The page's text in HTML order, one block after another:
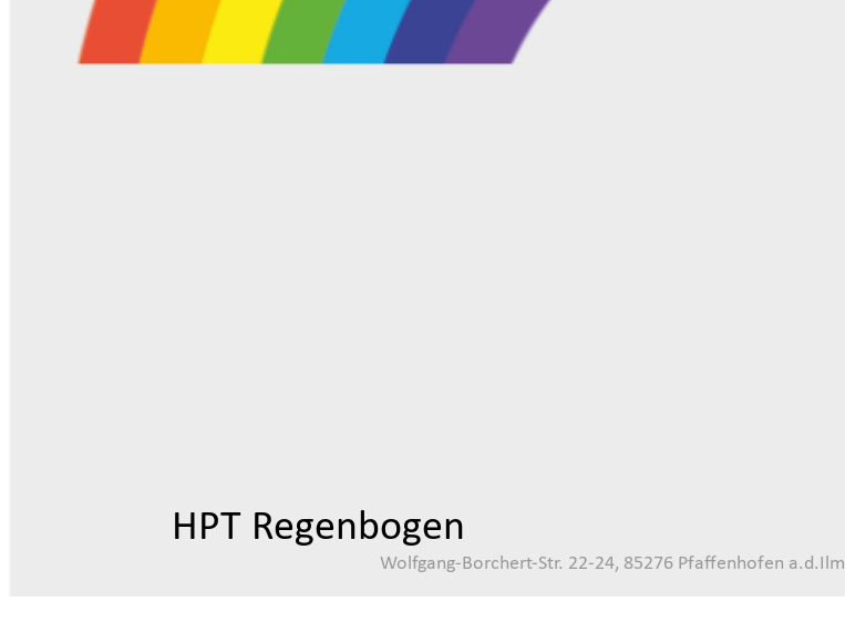
HPT Regenbogen
Wolfgang-Borchert-Str. 22-24, 85276 Pfaffenhofen a.d.Ilm